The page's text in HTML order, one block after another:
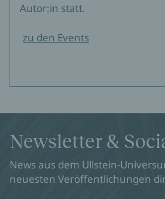
Autor:in statt.
zu den Events
Newsletter &
News aus dem Ullstein-
neuesten Veröffentlichungen